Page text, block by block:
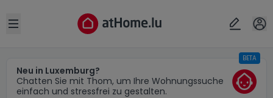
Open sidebar
Neu in Luxemburg?
Chatten Sie mit Thom, um Ihre Wohnungssuche
einfach und stressfrei zu gestalten.
BETA
Ort
Abbrechen ok